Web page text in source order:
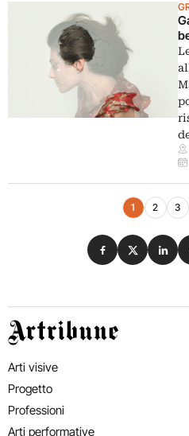
Navigazione eventi
1 2 3
Condividi su
Condividi
Artribune
Arti visive
Progetto
Professioni
Arti performative